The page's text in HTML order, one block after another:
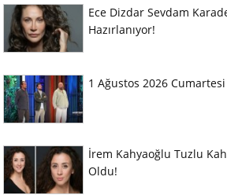
Ece Dizdar Sevdam
Hazırlanıyor!
1 Ağustos 2026
İrem Kahyaoğlu Tuzlu
Oldu!